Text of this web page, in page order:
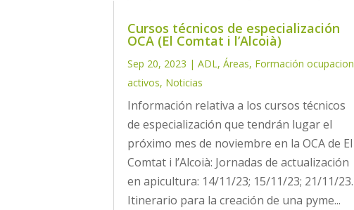
Cursos técnicos de especialización
OCA (El Comtat i l’Alcoià)
Sep 20, 2023 |ADL,Áreas, Formación ocupacion
activos, Noticias
Información relativa a los cursos técnicos
de especialización que tendrán lugar el
próximo mes de noviembre en la OCA de El
Comtat i l’Alcoià: Jornadas de actualización
en apicultura: 14/11/23; 15/11/23; 21/11/23.
Itinerario para la creación de una pyme...